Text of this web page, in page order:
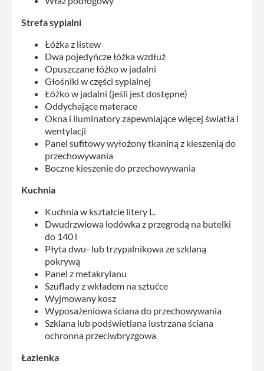
Strefa sypialni
Łóżka z listew
Dwa pojedyńcze łóżka wzdłuż
Opuszczane łóżko w jadalni
Głośniki w części sypialnej
Łóżko w jadalni (jeśli jest dostępne)
Oddychające materace
Okna i iluminatory zapewniające więcej światła i
wentylacji
Panel sufitowy wyłożony tkaniną z kieszenią do
przechowywania
Boczne kieszenie do przechowywania
Kuchnia
Kuchnia w kształcie litery L.
Dwudrzwiowa lodówka z przegrodą na butelki
do 140 l
Płyta dwu- lub trzypalnikowa ze szklaną
pokrywą
Panel z metakrylanu
Szuflady z wkładem na sztućce
Wyjmowany kosz
Wyposażeniowa ściana do przechowywania
Szklana lub podświetlana lustrzana ściana
ochronna przeciwbryzgowa
Łazienka